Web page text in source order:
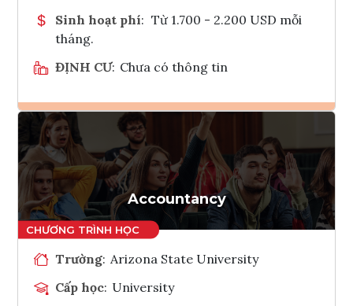
Sinh hoạt phí: Từ 1.700 - 2.200 USD mỗi
tháng.
ĐỊNH CƯ: Chưa có thông tin
Ghi danh
Tham vấn Interlink
Accountancy
Trường: Arizona State University
Cấp học: University